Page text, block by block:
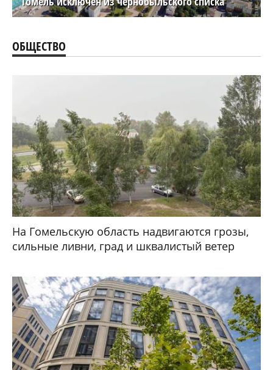
ОБЩЕСТВО
На Гомельскую область надвигаются грозы,
сильные ливни, град и шквалистый ветер